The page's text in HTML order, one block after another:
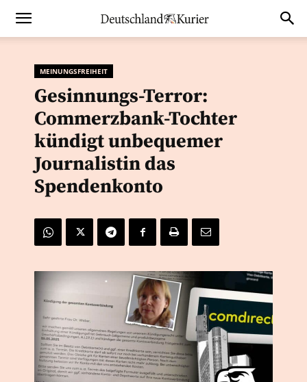
MEINUNGSFREIHEIT
Gesinnungs-Terror:
Commerzbank-Tochter
kündigt unbequemer
Journalistin das
Spendenkonto